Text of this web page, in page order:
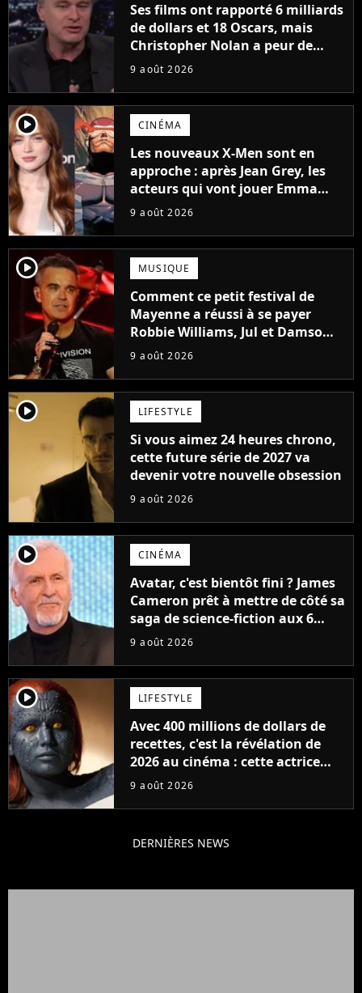
Ses films ont rapporté 6 milliards
de dollars et 18 Oscars, mais
Christopher Nolan a peur de
tourner un genre de films très
9 août 2026
player2 CINÉMA
Les nouveaux X-Men sont en
approche : après Jean Grey, les
acteurs qui vont jouer Emma
Frost et Cyclope trouvés !
9 août 2026
player2 MUSIQUE
Comment ce petit festival de
Mayenne a réussi à se payer
Robbie Williams, Jul et Damso
cette année ?
9 août 2026
player2 LIFESTYLE
Si vous aimez 24 heures chrono,
cette future série de 2027 va
devenir votre nouvelle obsession
9 août 2026
player2 CINÉMA
Avatar, c'est bientôt fini ? James
Cameron prêt à mettre de côté sa
saga de science-fiction aux 6
milliards de recettes
9 août 2026
player2 LIFESTYLE
Avec 400 millions de dollars de
recettes, c'est la révélation de
2026 au cinéma : cette actrice
adorée prête à remplacer
9 août 2026
DERNIÈRES NEWS